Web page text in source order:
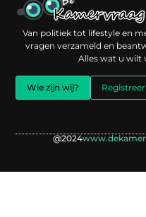
Van politiek tot lifestyle en
vragen verzameld en
Alles wat u wilt
Wie zijn wij? Registreer
@2024